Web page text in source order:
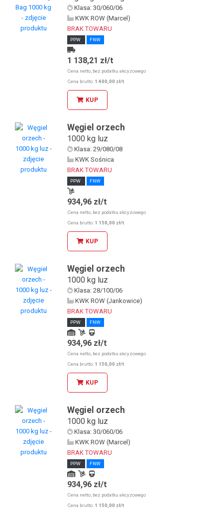
Klasa: 30/060/06
KWK ROW (Marcel)
BRAK TOWARU
PPW FNW
Kurier
1 138,21 zł/t
Cena netto, bez podatku akcyzowego
Cena brutto: 1 400,00 zł/t
KUP
Węgiel orzech
1000 kg luz
Klasa: 29/080/08
KWK Sośnica
BRAK TOWARU
PPW FNW
Odbiór osobisty w sklepie stacjonarnym
934,96 zł/t
Cena netto, bez podatku akcyzowego
Cena brutto: 1 150,00 zł/t
KUP
Węgiel orzech
1000 kg luz
Klasa: 28/100/06
KWK ROW (Jankowice)
BRAK TOWARU
PPW FNW
Odbiór osobisty u KDW
Odbiór osobisty w sklepie stacjonarnym
Kolej
934,96 zł/t
Cena netto, bez podatku akcyzowego
Cena brutto: 1 150,00 zł/t
KUP
Węgiel orzech
1000 kg luz
Klasa: 30/060/06
KWK ROW (Marcel)
BRAK TOWARU
PPW FNW
Odbiór osobisty u KDW
Odbiór osobisty w sklepie stacjonarnym
Kolej
934,96 zł/t
Cena netto, bez podatku akcyzowego
Cena brutto: 1 150,00 zł/t